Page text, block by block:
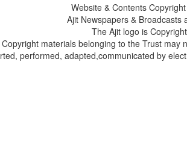
Website & Contents
Ajit Newspapers &
The Ajit logo is
materials belonging to the Trust
performed, adapted,communicated by